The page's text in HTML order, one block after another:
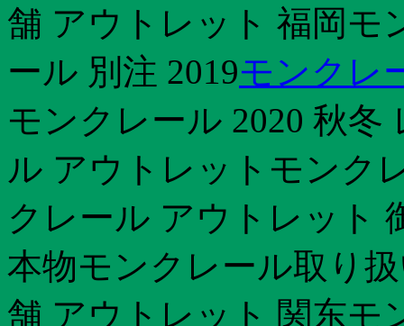
舗 アウトレット 福岡モ
ール 別注 2019モンクレ
モンクレール 2020 秋
ル アウトレットモンク
クレール アウトレット
本物モンクレール取り
舗 アウトレット 関东モ